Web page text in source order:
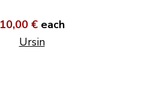
10,00 € each
Ursin